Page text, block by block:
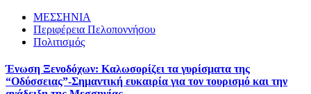
ΜΕΣΣΗΝΙΑ
Περιφέρεια Πελοποννήσου
Πολιτισμός
Ένωση Ξενοδόχων: Καλωσορίζει τα γυρίσματα της
“Οδύσσειας”-Σημαντική ευκαιρία για τον τουρισμό και την